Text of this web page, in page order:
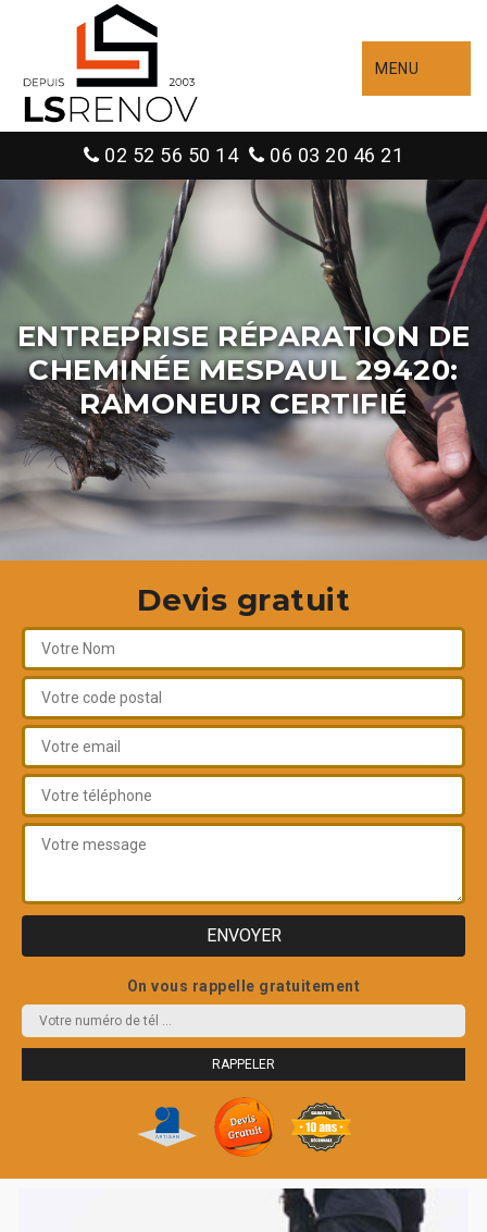
MENU
02 52 56 50 14 06 03 20 46 21
ENTREPRISE RÉPARATION DE
CHEMINÉE MESPAUL 29420:
RAMONEUR CERTIFIÉ
Devis gratuit
On vous rappelle gratuitement